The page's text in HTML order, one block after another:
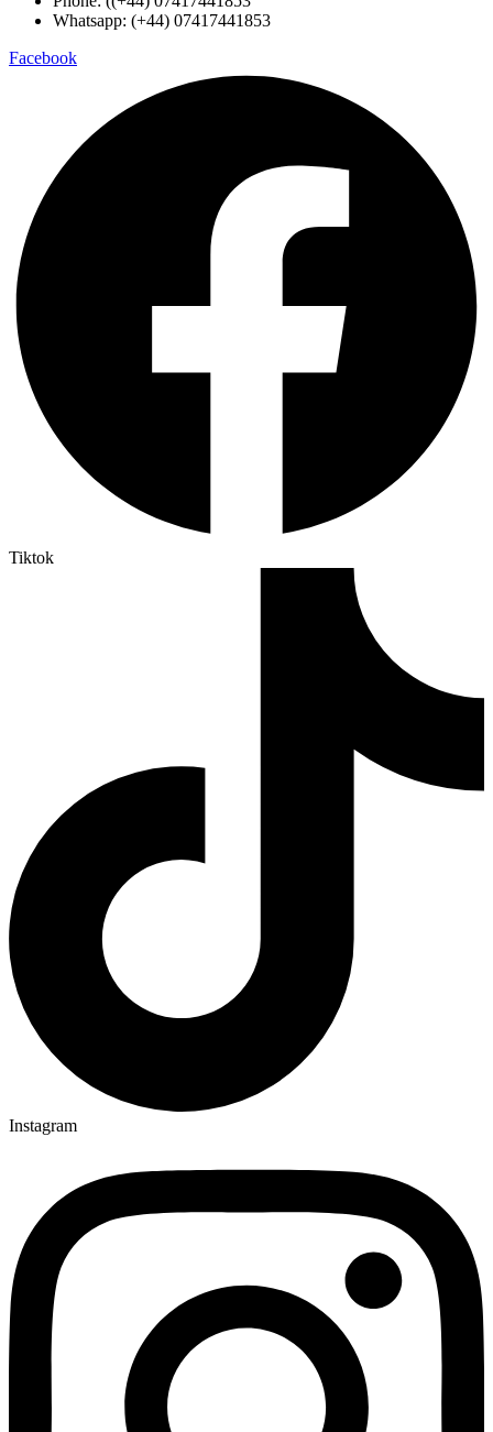
Whatsapp: (+44) 07417441853
Facebook
Tiktok
Instagram